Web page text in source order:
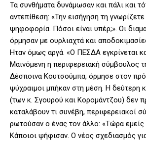
Τα συνθήματα δυνάμωσαν και πάλι και
αντεπίθεση: «Την εισήγηση τη
ψηφοφορία. Πόσοι είναι υπέρ;». Οι
όρμησαν με ουρλιαχτά και
Ηταν όμως αργά. «Ο ΠΕΣΔΑ εγκρίνεται
Μαινόμενη η περιφερειακή σύμβουλος
Δέσποινα Κουτσούμπα, όρμησε στον
ψύχραιμοι μπήκαν στη μέση. Η δεύτερη
(των κ. Σγουρού και Κορομάντζου) δεν
καταλάβουν τι συνέβη, περιφερειακοί
ρωτούσαν ο ένας τον άλλο: «Τώρα εμείς
Κάποιοι ψήφισαν. Ο νέος σχεδιασμός